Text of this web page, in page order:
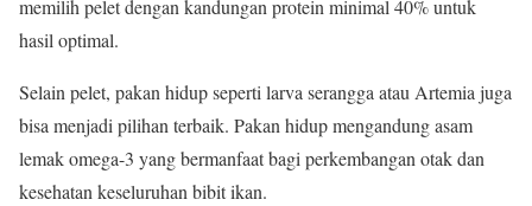
memilih pelet dengan kandungan protein minimal 40% untuk
hasil optimal.
Selain pelet, pakan hidup seperti larva serangga atau Artemia juga
bisa menjadi pilihan terbaik. Pakan hidup mengandung asam
lemak omega-3 yang bermanfaat bagi perkembangan otak dan
kesehatan keseluruhan bibit ikan.